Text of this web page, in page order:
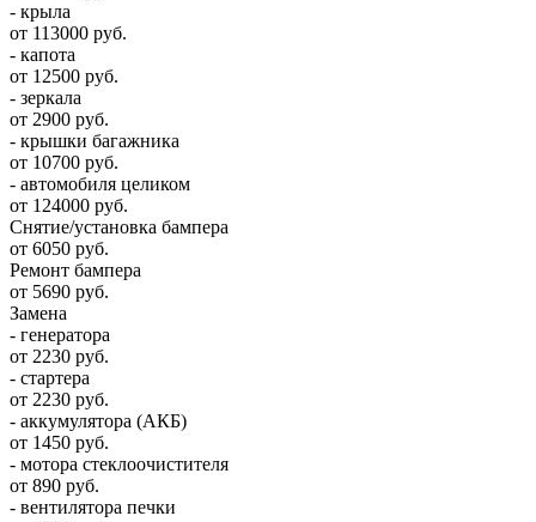
- крыла
от 113000 руб.
- капота
от 12500 руб.
- зеркала
от 2900 руб.
- крышки багажника
от 10700 руб.
- автомобиля целиком
от 124000 руб.
Снятие/установка бампера
от 6050 руб.
Ремонт бампера
от 5690 руб.
Замена
- генератора
от 2230 руб.
- стартера
от 2230 руб.
- аккумулятора (АКБ)
от 1450 руб.
- мотора стеклоочистителя
от 890 руб.
- вентилятора печки